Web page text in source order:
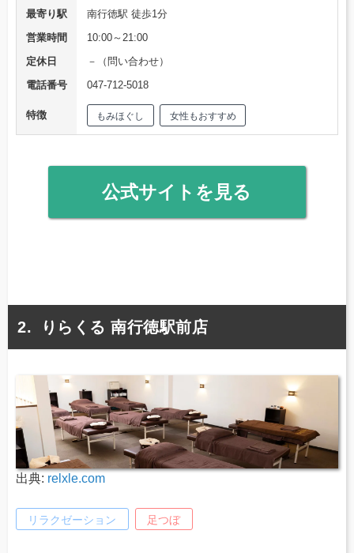
最寄り駅
南行徳駅 徒歩1分
営業時間
10:00～21:00
定休日
－（問い合わせ）
電話番号
047-712-5018
特徴 もみほぐし 女性もおすすめ
公式サイトを見る
りらくる 南行徳駅前店
出典: relxle.com
リラクゼーション 足つぼ